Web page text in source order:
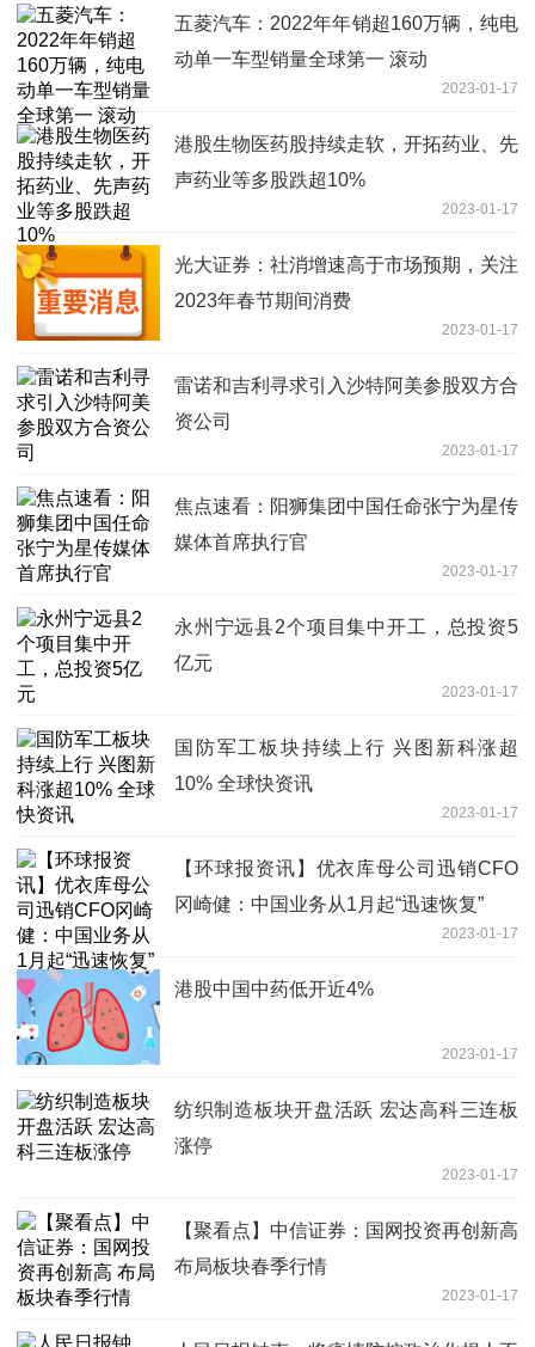
五菱汽车：2022年年销超160万辆，纯电
动单一车型销量全球第一 滚动
2023-01-17
港股生物医药股持续走软，开拓药业、先
声药业等多股跌超10%
2023-01-17
光大证券：社消增速高于市场预期，关注
2023年春节期间消费
2023-01-17
雷诺和吉利寻求引入沙特阿美参股双方合
资公司
2023-01-17
焦点速看：阳狮集团中国任命张宁为星传
媒体首席执行官
2023-01-17
永州宁远县2个项目集中开工，总投资5
亿元
2023-01-17
国防军工板块持续上行 兴图新科涨超
10% 全球快资讯
2023-01-17
【环球报资讯】优衣库母公司迅销CFO
冈崎健：中国业务从1月起“迅速恢复”
2023-01-17
港股中国中药低开近4%
2023-01-17
纺织制造板块开盘活跃 宏达高科三连板
涨停
2023-01-17
【聚看点】中信证券：国网投资再创新高
布局板块春季行情
2023-01-17